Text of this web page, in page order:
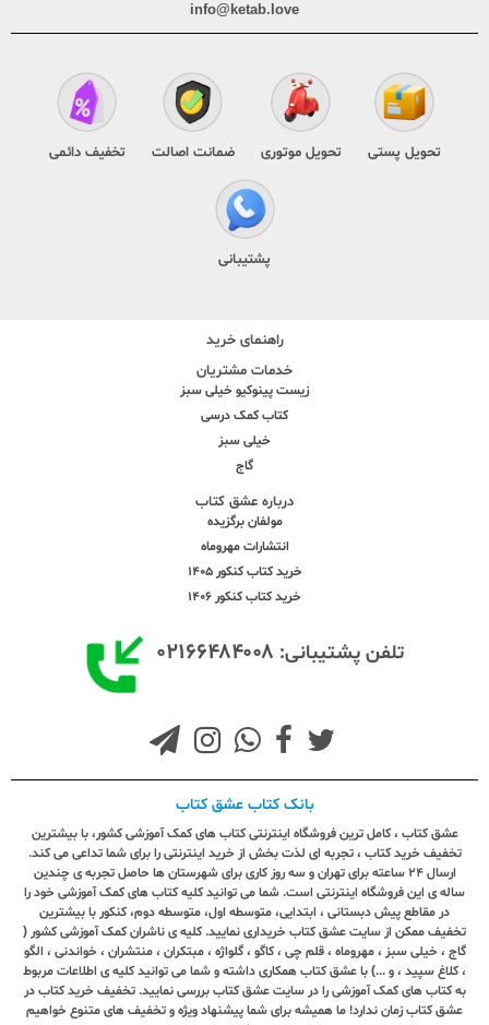
info@ketab.love
تحویل پستی تحویل موتوری ضمانت اصالت تخفیف دائمی
پشتیبانی
راهنمای خرید
خدمات مشتریان
زیست پینوکیو خیلی سبز
کتاب کمک درسی
خیلی سبز
گاج
درباره عشق کتاب
مولفان برگزیده
انتشارات مهروماه
خرید کتاب کنکور 1405
خرید کتاب کنکور 1406
تلفن پشتیبانی: ۰۲۱۶۶۴۸۴۰۰۸
بانک کتاب عشق کتاب
عشق کتاب ، کامل ترین فروشگاه اینترنتی کتاب های کمک آموزشی کشور، با بیشترین
تخفیف خرید کتاب ، تجربه ای لذت بخش از خرید اینترنتی را برای شما تداعی می کند.
ارسال ٢٤ ساعته برای تهران و سه روز کاری برای شهرستان ها حاصل تجربه ی چندین
ساله ی این فروشگاه اینترنتی است. شما می توانید کلیه کتاب های کمک آموزشی خود را
در مقاطع پیش دبستانی ، ابتدایی، متوسطه اول، متوسطه دوم، کنکور با بیشترین
تخفیف ممکن از سایت عشق کتاب خریداری نمایید. کلیه ی ناشران کمک آموزشی کشور (
گاج ، خیلی سبز ، مهروماه ، قلم چی ، کاگو ، گلواژه ، مبتکران ، منتشران ، خواندنی ، الگو
، کلاغ سپید ، و ...) با عشق کتاب همکاری داشته و شما می توانید کلیه ی اطلاعات مربوط
به کتاب های کمک آموزشی را در سایت عشق کتاب بررسی نمایید. تخفیف خرید کتاب در
عشق کتاب زمان ندارد! ما همیشه برای شما پیشنهاد ویژه و تخفیف های متنوع خواهیم